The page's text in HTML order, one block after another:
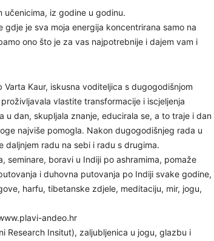
učenicima, iz godine u godinu.
je sva moja energija koncentrirana samo na
ono što je za vas najpotrebnije i dajem vam i
Kaur, iskusna voditeljica s dugogodišnjom
vlastite transformacije i iscjeljenja
dan, skupljala znanje, educirala se, a to traje i dan
najviše pomogla. Nakon dugogodišnjeg rada u
daljnjem radu na sebi i radu s drugima.
seminare, boravi u Indiji po ashramima, pomaže
i duhovna putovanja po Indiji svake godine,
harfu, tibetanske zdjele, meditaciju, mir, jogu,
andeo.hr
Research Insitut), zaljubljenica u jogu, glazbu i